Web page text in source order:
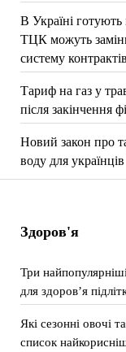
В Україні готують
ТЦК можуть
систему контрактів
Тариф на газ у
після закінчення
Новий закон про
воду для українців
Здоров'я
Три
для здоров’я
Які сезонні овочі
список